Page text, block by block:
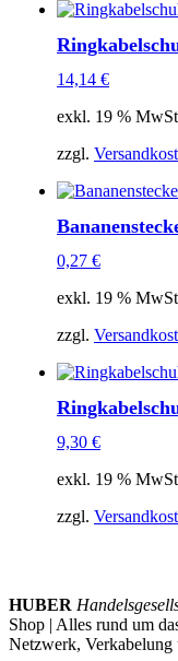
14,14 €
exkl. 19 %
zzgl.
0,27 €
exkl. 19 %
zzgl.
9,30 €
exkl. 19 %
zzgl.
HUBER
Shop | Alles rund um
Netzwerk, Verkabelung